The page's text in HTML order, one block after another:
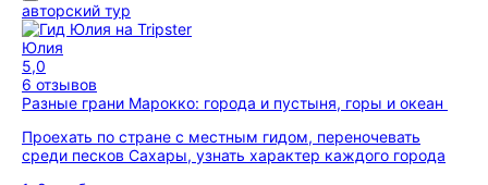
авторский тур
Юлия
5,0
6 отзывов
Разные грани Марокко: города и пустыня, горы и океан
Проехать по стране с местным гидом, переночевать
среди песков Сахары, узнать характер каждого города